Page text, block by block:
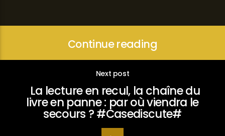
Continue reading
Next post
La lecture en recul, la chaîne du
livre en panne : par où viendra le
secours ? #Casediscute#